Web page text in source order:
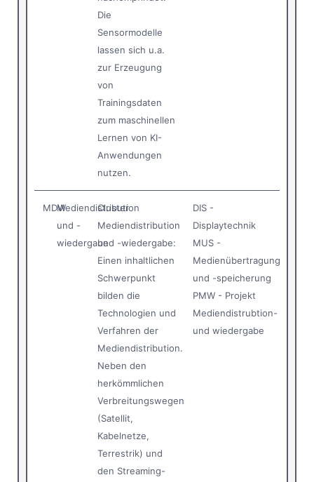
Die
Sensormodelle
lassen sich u.a.
zur Erzeugung
von
Trainingsdaten
zum maschinellen
Lernen von KI-
Anwendungen
nutzen.
MDWMediendistribution
und -
wiedergabe
Cluster
Mediendistribution
und -wiedergabe:
Einen inhaltlichen
Schwerpunkt
bilden die
Technologien und
Verfahren der
Mediendistribution.
Neben den
herkömmlichen
Verbreitungswegen
(Satellit,
Kabelnetze,
Terrestrik) und
den Streaming-
DIS -
Displaytechnik
MUS -
Medienübertragung
und -speicherung
PMW - Projekt
Mediendistrubtion-
und wiedergabe